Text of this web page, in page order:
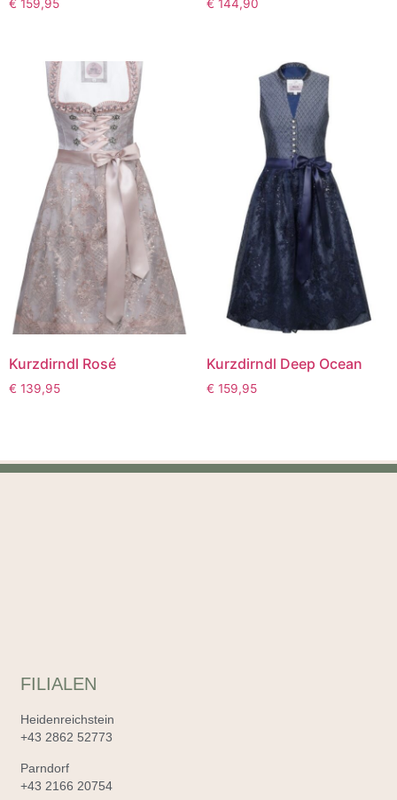
€ 159,95 € 144,90
Kurzdirndl Rosé
€ 139,95
Kurzdirndl Deep Ocean
€ 159,95
FILIALEN
Heidenreichstein
+43 2862 52773
Parndorf
+43 2166 20754